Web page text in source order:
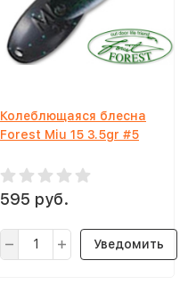
Колеблющаяся блесна
Forest Miu 15 3.5gr #5
595 руб.
Уведомить